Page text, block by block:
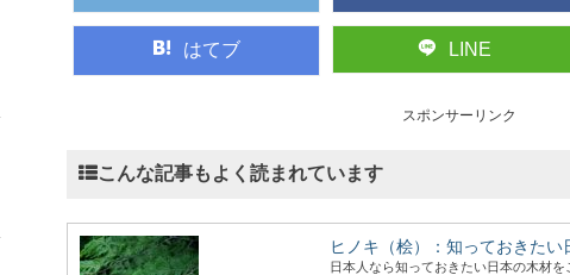
はてブ LINE
スポンサーリンク
こんな記事もよく読まれています
ヒノキ（桧）：知っておきた
日本人なら知っておきたい日本の木材